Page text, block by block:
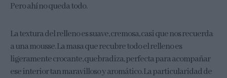
Pero ahí no queda todo.
La textura del relleno es suave, cremosa, casi que nos recuerda
a una mousse. La masa que recubre todo el relleno es
ligeramente crocante, quebradiza, perfecta para acompañar
ese interior tan maravilloso y aromático. La particularidad de